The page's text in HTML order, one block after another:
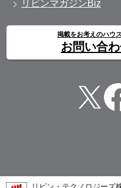
リビンマガジンBiz
掲載をお考えのハウ
お問い合